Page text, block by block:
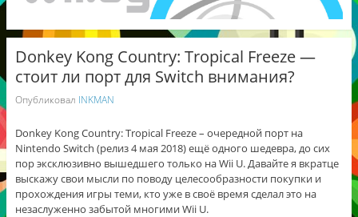
Donkey Kong Country: Tropical Freeze —
стоит ли порт для Switch внимания?
Опубликовал INKMAN
Donkey Kong Country: Tropical Freeze – очередной порт на
Nintendo Switch (релиз 4 мая 2018) ещё одного шедевра, до сих
пор эксклюзивно вышедшего только на Wii U. Давайте я вкратце
выскажу свои мысли по поводу целесообразности покупки и
прохождения игры теми, кто уже в своё время сделал это на
незаслуженно забытой многими Wii U.